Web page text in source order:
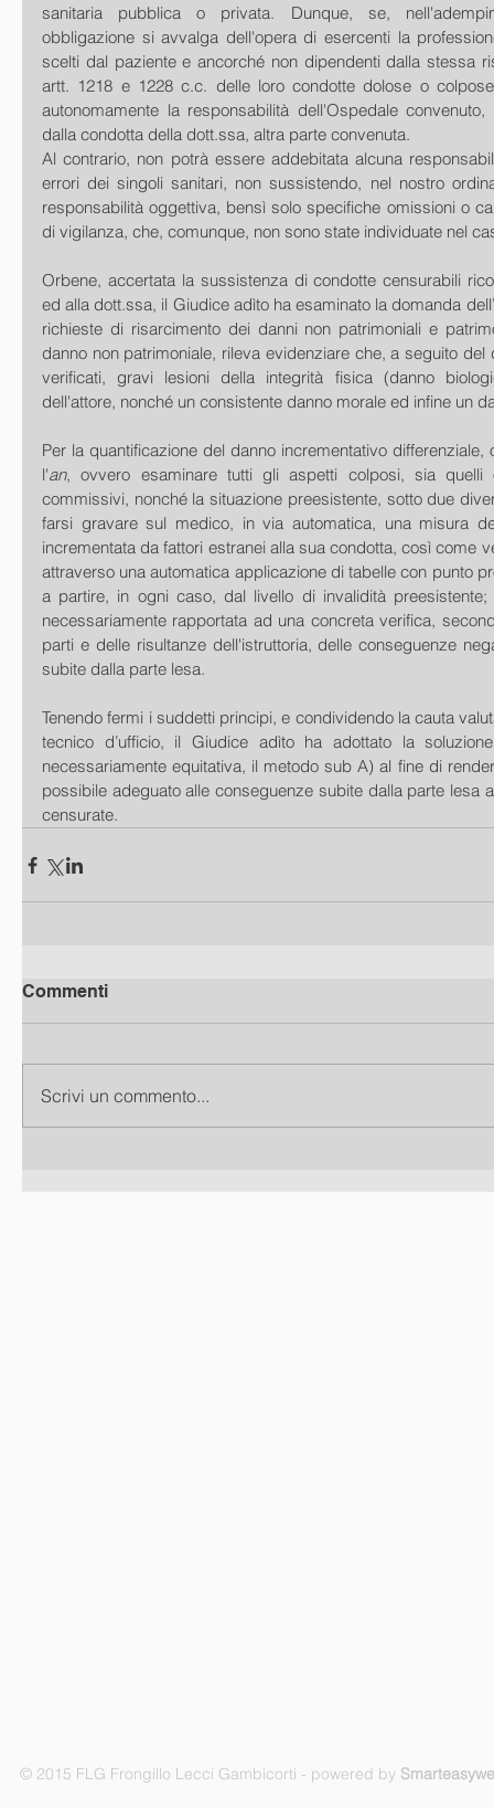
sanitaria pubblica o privata. Dunque, se,
obbligazione si avvalga dell'opera di esercenti la
scelti dal paziente e ancorché non dipendenti dalla stessa
artt. 1218 e 1228 c.c. delle loro condotte dolose o
autonomamente la responsabilità dell'Ospedale
dalla condotta della dott.ssa, altra parte convenuta.
Al contrario, non potrà essere addebitata alcuna
errori dei singoli sanitari, non sussistendo, nel nostro
responsabilità oggettiva, bensì solo specifiche omissioni o
di vigilanza, che, comunque, non sono state individuate nel
Orbene, accertata la sussistenza di condotte censurabili
ed alla dott.ssa, il Giudice adìto ha esaminato la domanda
richieste di risarcimento dei danni non patrimoniali e
danno non patrimoniale, rileva evidenziare che, a seguito del
verificati, gravi lesioni della integrità fisica (danno
dell'attore, nonché un consistente danno morale ed infine un
Per la quantificazione del danno incrementativo differenziale,
l'an, ovvero esaminare tutti gli aspetti colposi, sia
commissivi, nonché la situazione preesistente, sotto due
farsi gravare sul medico, in via automatica, una misura
incrementata da fattori estranei alla sua condotta, così come
attraverso una automatica applicazione di tabelle con punto
a partire, in ogni caso, dal livello di invalidità
necessariamente rapportata ad una concreta verifica,
parti e delle risultanze dell'istruttoria, delle conseguenze
subite dalla parte lesa.
Tenendo fermi i suddetti principi, e condividendo la cauta
tecnico d’ufficio, il Giudice adìto ha adottato la
necessariamente equitativa, il metodo sub A) al fine di
possibile adeguato alle conseguenze subite dalla parte lesa
censurate.
Commenti
Scrivi un commento...
© 2015 FLG Frongillo Lecci Gambicorti - powered by